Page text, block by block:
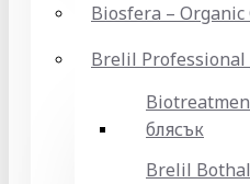
Biosfera – Organic
Brelil Professional
блясък
Brelil